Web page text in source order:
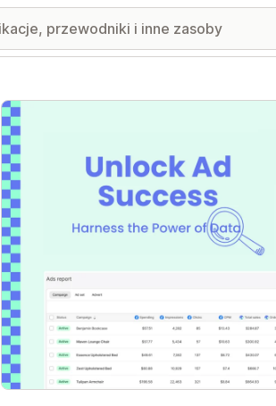
Wyróżnione obrazy w galerii